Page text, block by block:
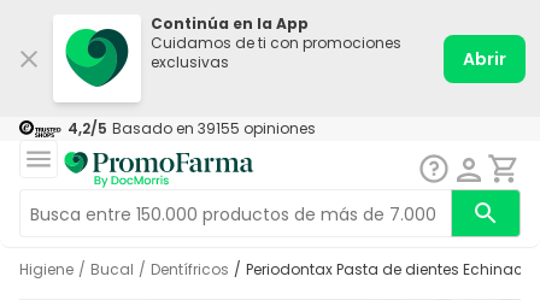
Continúa en la App
Cuidamos de ti con promociones
exclusivas
Abrir
4,2/5 Basado en 39155 opiniones
Higiene / Bucal / Dentífricos / Periodontax Pasta de dientes Echinace